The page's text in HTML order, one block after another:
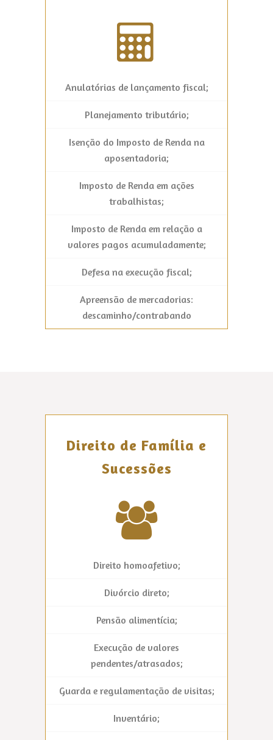
Anulatórias de lançamento fiscal;
Planejamento tributário;
Isenção do Imposto de Renda na
aposentadoria;
Imposto de Renda em ações
trabalhistas;
Imposto de Renda em relação a
valores pagos acumuladamente;
Defesa na execução fiscal;
Apreensão de mercadorias:
descaminho/contrabando
Direito de Família e
Sucessões
Direito homoafetivo;
Divórcio direto;
Pensão alimentícia;
Execução de valores
pendentes/atrasados;
Guarda e regulamentação de visitas;
Inventário;